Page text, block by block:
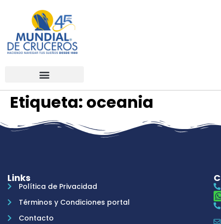
Etiqueta: oceania
Links
Política de Privacidad
Términos y Condiciones portal
Contacto